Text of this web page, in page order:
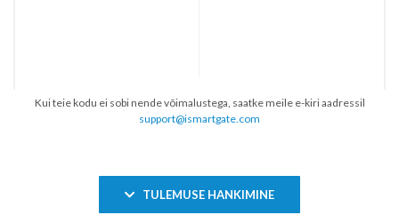
Kui teie kodu ei sobi nende võimalustega, saatke meile e-kiri aadressil
support@ismartgate.com
TULEMUSE HANKIMINE